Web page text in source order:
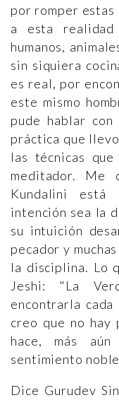
por romper estas
a esta
humanos,
sin siquiera
es real, por
este mismo
pude hablar
práctica que
las técnicas
meditador. Me
Kundalini está
intención sea la
su intuición
pecador y
la disciplina. Lo
Jeshi: "La
encontrarla
creo que no hay
hace, más
sentimiento
Dice Gurudev